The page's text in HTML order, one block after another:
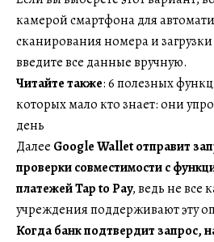
камерой смартфона для
сканирования номера и
введите все данные вручную.
Читайте также: 6 полезных
которых мало кто знает: они
день
Далее Google Wallet отправит
проверки совместимости с
платежей Tap to Pay, ведь не все
учреждения поддерживают эту
Когда банк подтвердит запрос,